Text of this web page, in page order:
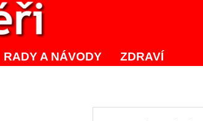
RADY A NÁVODY ZDRAVÍ